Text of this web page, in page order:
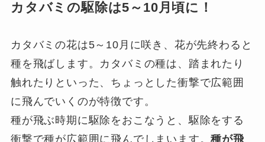
カタバミの駆除は5～10月頃に！
カタバミの花は5～10月に咲き、花が先終わると
種を飛ばします。カタバミの種は、踏まれたり
触れたりといった、ちょっとした衝撃で広範囲
に飛んでいくのが特徴です。
種が飛ぶ時期に駆除をおこなうと、駆除をする
衝撃で種が広範囲に飛んでしまいます。種が飛